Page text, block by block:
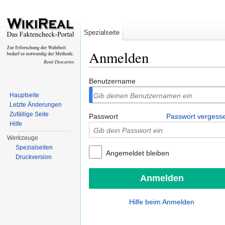
Anmelden
Benutzername
Passwort Passwort
Angemeldet bleiben
Hilfe beim Anmelden
Spezialseite
Hauptseite
Letzte Änderungen
Zufällige Seite
Hilfe
Werkzeuge
Spezialseiten
Druckversion